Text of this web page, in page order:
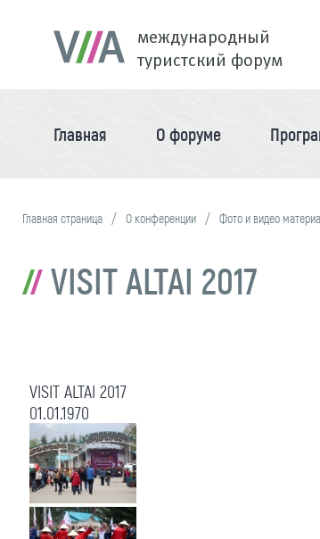
международный
туристский форум
Главная О форуме
Главная страница О конференции Фото и видео
VISIT ALTAI 2017
VISIT ALTAI 2017
01.01.1970